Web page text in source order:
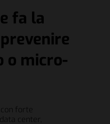
fa la
o micro-
forte
center,